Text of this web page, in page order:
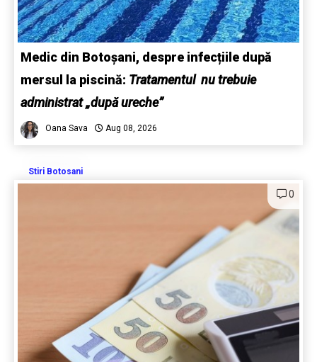
Medic din Botoșani, despre infecțiile după
mersul la piscină: Tratamentul nu trebuie
administrat „după ureche”
Oana Sava Aug 08, 2026
Stiri Botosani
0